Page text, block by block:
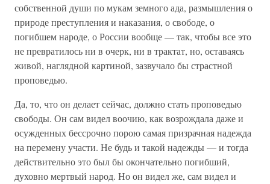
собственной души по мукам земного ада, размышления о
природе преступления и наказания, о свободе, о
погибшем народе, о России вообще — так, чтобы все это
не превратилось ни в очерк, ни в трактат, но, оставаясь
живой, наглядной картиной, зазвучало бы страстной
проповедью.
Да, то, что он делает сейчас, должно стать проповедью
свободы. Он сам видел воочию, как возрождала даже и
осужденных бессрочно порою самая призрачная надежда
на перемену участи. Не будь и такой надежды — и тогда
действительно это был бы окончательно погибший,
духовно мертвый народ. Но он видел же, сам видел и